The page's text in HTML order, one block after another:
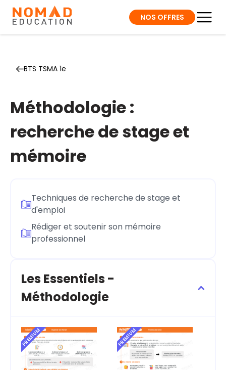
NOS OFFRES
BTS TSMA 1e
Méthodologie :
recherche de stage et
mémoire
Techniques de recherche de stage et
d'emploi
Rédiger et soutenir son mémoire
professionnel
Les Essentiels -
Méthodologie
PREMIUM PREMIUM